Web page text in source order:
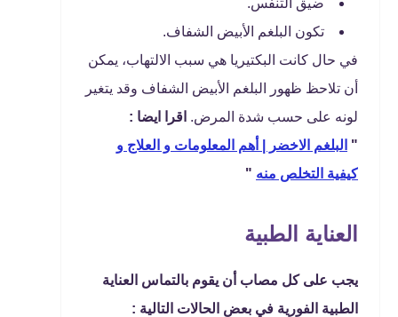
ضيق التنفس.
تكون البلغم الأبيض الشفاف.
في حال كانت البكتيريا هي سبب الالتهاب، يمكن
أن تلاحظ ظهور البلغم الأبيض الشفاف وقد يتغير
لونه على حسب شدة المرض. اقرا ايضا :
" البلغم الاخضر | أهم المعلومات و العلاج و
كيفية التخلص منه "
العناية الطبية
يجب على كل مصاب أن يقوم بالتماس العناية
الطبية الفورية في بعض الحالات التالية :